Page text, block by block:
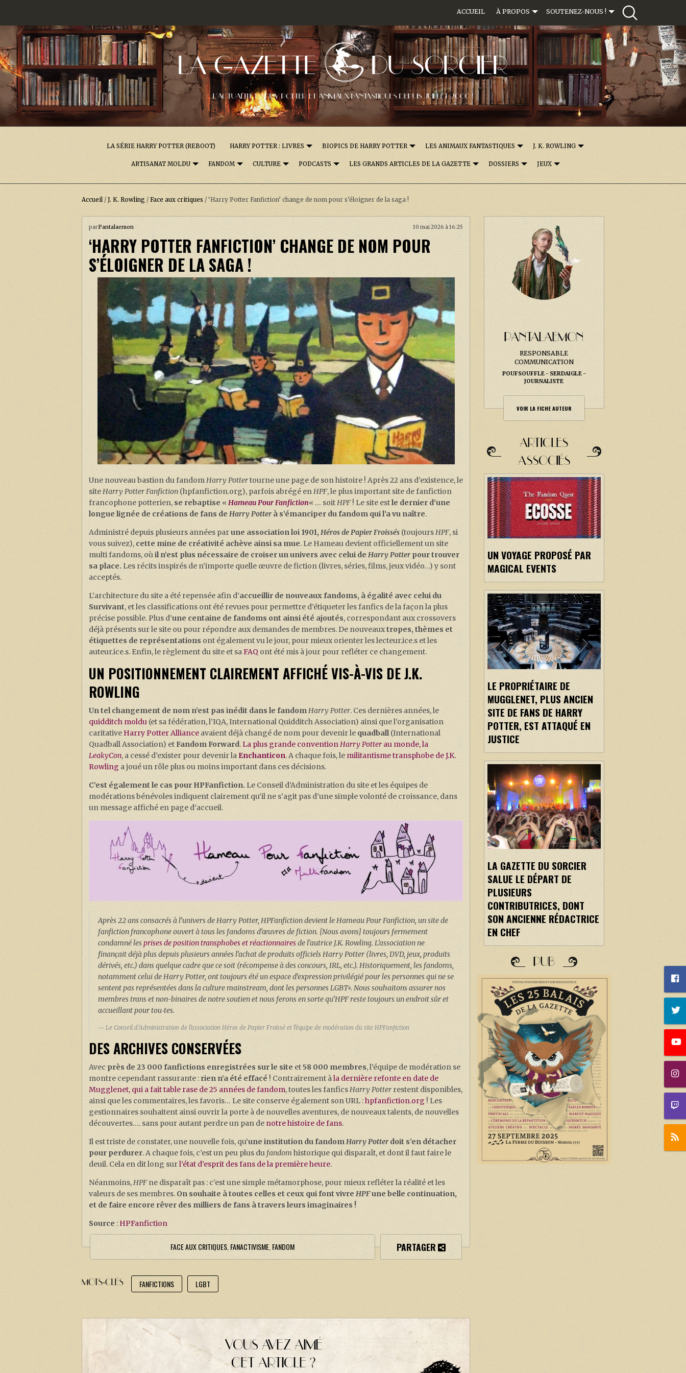
ACCUEIL À PROPOS SOUTENEZ-NOUS !
LA GAZETTE DU SORCIER
L'ACTUALITÉ HARRY POTTER ET ANIMAUX FANTASTIQUES DEPUIS JUILLET 2000 !
LA SÉRIE HARRY POTTER (REBOOT) HARRY POTTER : LIVRES BIOPICS DE HARRY POTTER LES ANIMAUX FANTASTIQUES J. K. ROWLING
ARTISANAT MOLDU FANDOM CULTURE PODCASTS LES GRANDS ARTICLES DE LA GAZETTE DOSSIERS JEUX
Accueil /J. K. Rowling /Face aux critiques /‘Harry Potter Fanfiction’ change de nom pour s’éloigner de la saga !
parPantalaemon 10 mai 2026 à 16:25
‘HARRY POTTER FANFICTION’ CHANGE DE NOM POUR
S’ÉLOIGNER DE LA SAGA !
Une nouveau bastion du fandomHarry Pottertourne une page de son histoire ! Après 22 ans d’existence, le
siteHarry Potter Fanfiction (hpfanfiction.org), parfois abrégé enHPF, le plus important site de fanfiction
francophone potterien,se rebaptise «Hameau Pour Fanfiction« … soitHPF! Le site estle dernier d’une
longue lignée de créations de fans deHarry Potter à s’émanciper du fandom qui l’a vu naître.
Administré depuis plusieurs années parune association loi 1901,Héros de Papier Froissés (toujoursHPF, si
vous suivez), cette mine de créativité achève ainsi sa mue. Le Hameau devient officiellement un site
multi fandoms, oùil n’est plus nécessaire de croiser un univers avec celui deHarry Potter pour trouver
sa place. Les récits inspirés de n’importe quelle œuvre de fiction (livres, séries, films, jeux vidéo…) y sont
acceptés.
L’architecture du site a été repensée afin d’accueillir de nouveaux fandoms, à égalité avec celui du
Survivant, et les classifications ont été revues pour permettre d’étiqueter les fanfics de la façon la plus
précise possible. Plus d’une centaine de fandoms ont ainsi été ajoutés, correspondant aux crossovers
déjà présents sur le site ou pour répondre aux demandes de membres. De nouveauxtropes, thèmes et
étiquettes de représentations ont également vu le jour, pour mieux orienter les lecteur.ice.s et les
auteur.ice.s. Enfin, le règlement du site et saFAQ ont été mis à jour pour refléter ce changement.
UN POSITIONNEMENT CLAIREMENT AFFICHÉ VIS-À-VIS DE J.K.
ROWLING
Un tel changement de nom n’est pas inédit dans le fandomHarry Potter. Ces dernières années, le
quidditch moldu (et sa fédération, l’IQA, International Quidditch Association) ainsi que l’organisation
caritative Harry Potter Alliance avaient déjà changé de nom pour devenir le quadball(International
Quadball Association) et Fandom Forward.La plus grande conventionHarry Potter au monde, la
LeakyCon, a cessé d’exister pour devenir laEnchanticon. A chaque fois, le militantisme transphobe de J.K.
Rowling a joué un rôle plus ou moins important dans ces décisions.
C’est également le cas pour HPFanfiction.Le Conseil d’Administration du site et les équipes de
modérations bénévoles indiquent clairement qu’il ne s’agit pas d’une simple volonté de croissance, dans
un message affiché en page d’accueil.
Après 22 ans consacrés à l’univers de Harry Potter, HPFanfiction devient le Hameau Pour Fanfiction, un site de
fanfiction francophone ouvert à tous les fandoms d’œuvres de fiction. [Nous avons] toujours fermement
condamné lesprises de position transphobes et réactionnairesde l’autrice J.K. Rowling. L’association ne
finançait déjà plus depuis plusieurs années l’achat de produits officiels Harry Potter (livres, DVD, jeux, produits
dérivés, etc.) dans quelque cadre que ce soit (récompense à des concours, IRL, etc.). Historiquement, les fandoms,
notamment celui de Harry Potter, ont toujours été un espace d’expression privilégié pour les personnes qui ne se
sentent pas représentées dans la culture mainstream, dont les personnes LGBT+. Nous souhaitons assurer nos
membres trans et non-binaires de notre soutien et nous ferons en sorte qu’HPF reste toujours un endroit sûr et
accueillant pour tou‧tes.
Le Conseil d’Administration de l’association Héros de Papier Froissé et l’équipe de modération du site HPFanfiction
DES ARCHIVES CONSERVÉES
Avecprès de 23 000 fanfictions enregistrées sur le site et58 000 membres, l’équipe de modération se
montre cependant rassurante :rien n’a été effacé ! Contrairement àla dernière refonte en date de
Mugglenet, qui a fait table rase de 25 années de fandom, toutes les fanficsHarry Potter restent disponibles,
ainsi que les commentaires, les favoris… Le site conserve également son URL :hpfanfiction.org ! Les
gestionnaires souhaitent ainsi ouvrir la porte à de nouvelles aventures, de nouveaux talents, de nouvelles
découvertes…. sans pour autant perdre un pan de notre histoire de fans.
Il est triste de constater, une nouvelle fois, qu’une institution du fandomHarry Potter doit s’en détacher
pour perdurer. A chaque fois, c’est un peu plus du fandom historique qui disparaît, et dont il faut faire le
deuil. Cela en dit long surl’état d’esprit des fans de la première heure.
Néanmoins,HPFne disparaît pas : c’est une simple métamorphose, pour mieux refléter la réalité et les
valeurs de ses membres. On souhaite à toutes celles et ceux qui font vivreHPFune belle continuation,
et de faire encore rêver des milliers de fans à travers leurs imaginaires !
Source :HPFanfiction
FACE AUX CRITIQUES FANACTIVISME, FANDOM PARTAGER
MOTS-CLÉS FANFICTIONS LGBT
VOUS AVEZ AIMÉ
CET ARTICLE ?
PANTALAEMON
RESPONSABLE
COMMUNICATION
POUFSOUFFLE
SERDAIGLE
JOURNALISTE
VOIR LA FICHE AUTEUR
ARTICLES
ASSOCIÉS
UN VOYAGE PROPOSÉ PAR
MAGICAL EVENTS
LE PROPRIÉTAIRE DE
MUGGLENET, PLUS ANCIEN
SITE DE FANS DE HARRY
POTTER, EST ATTAQUÉ EN
JUSTICE
LA GAZETTE DU SORCIER
SALUE LE DÉPART DE
PLUSIEURS
CONTRIBUTRICES, DONT
SON ANCIENNE RÉDACTRICE
EN CHEF
PUB